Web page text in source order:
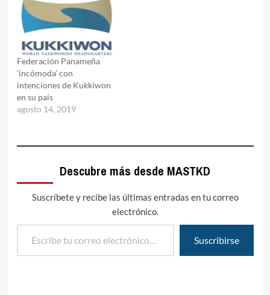
Federación Panameña
‘incómoda’ con
intenciones de Kukkiwon
en su país
agosto 14, 2019
Descubre más desde MASTKD
Suscríbete y recibe las últimas entradas en tu correo
electrónico.
Escribe tu correo electrónico…
Suscribirse